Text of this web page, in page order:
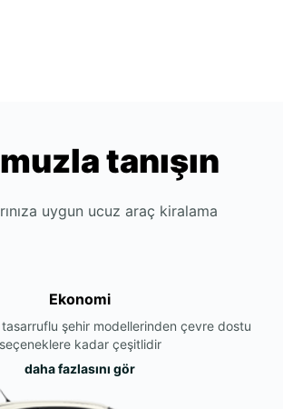
tanışın
uygun ucuz araç kiralama
Ekonomi
tasarruflu şehir modellerinden çevre dostu
seçeneklere kadar çeşitlidir
daha fazlasını gör